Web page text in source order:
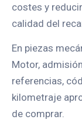
costes y
calidad del
En piezas
Motor,
referencias,
kilometraje
de comprar.